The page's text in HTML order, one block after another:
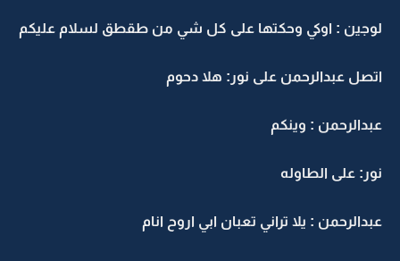
لوجين : اوكي وحكتها على كل شي من طقطق لسلام عليكم
اتصل عبدالرحمن على نور: هلا دحوم
عبدالرحمن : وينكم
نور: على الطاوله
عبدالرحمن : يلا تراني تعبان ابي اروح انام